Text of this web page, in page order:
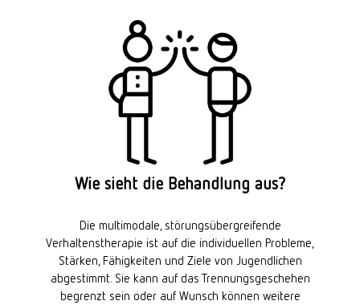
Wie sieht die Behandlung aus?
Die multimodale, störungsübergreifende
Verhaltenstherapie ist auf die individuellen Probleme,
Stärken, Fähigkeiten und Ziele von Jugendlichen
abgestimmt. Sie kann auf das Trennungsgeschehen
begrenzt sein oder auf Wunsch können weitere